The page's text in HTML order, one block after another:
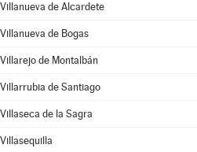
Villanueva de Alcardete
Villanueva de Bogas
Villarejo de Montalbán
Villarrubia de Santiago
Villaseca de la Sagra
Villasequilla